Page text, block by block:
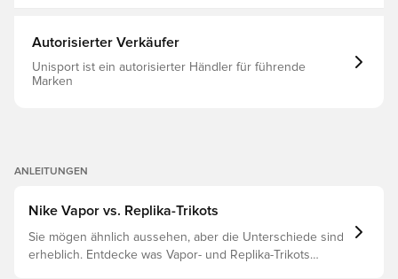
Autorisierter Verkäufer
Unisport ist ein autorisierter Händler für führende
Marken
ANLEITUNGEN
Nike Vapor vs. Replika-Trikots
Sie mögen ähnlich aussehen, aber die Unterschiede sind
erheblich. Entdecke was Vapor- und Replika-Trikots